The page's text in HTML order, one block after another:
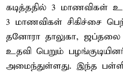
கடித்ததில் 3 மாணவிகள்
3 மாணவிகள் சிகிச்சை
தனோரா தாலுகா, ஜப்தலை
உதவி பெறும்
அமைந்துள்ளது. இந்த